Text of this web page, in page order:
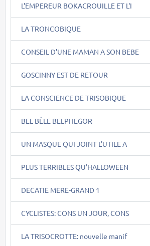
L'EMPEREUR BOKACROUILLE ET L'I
LA TRONCOBIQUE
CONSEIL D'UNE MAMAN A SON BEBE
GOSCINNY EST DE RETOUR
LA CONSCIENCE DE TRISOBIQUE
BEL BÊLE BELPHEGOR
UN MASQUE QUI JOINT L'UTILE A
PLUS TERRIBLES QU'HALLOWEEN
DECATIE MERE-GRAND 1
CYCLISTES: CONS UN JOUR, CONS
LA TRISOCROTTE: nouvelle manif